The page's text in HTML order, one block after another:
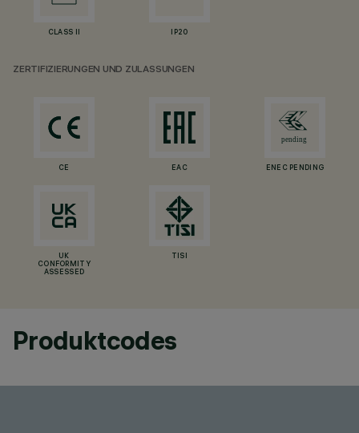
CLASS II IP20
ZERTIFIZIERUNGEN UND ZULASSUNGEN
CE EAC ENEC PENDING
UK
CONFORMITY
ASSESSED
TISI
Produktcodes